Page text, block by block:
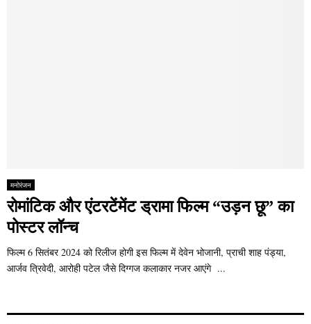
मनोरंजन
रोमांटिक और एंटरटेंमेंट ड्रामा फिल्म “उड़न छू” का
पोस्टर लॉन्च
फिल्म 6 सितंबर 2024 को रिलीज होगी इस फिल्म में देवेन भोजानी, प्राची शाह पंड्या,
आर्जव त्रिवेदी, आरोही पटेल जैसे दिग्गज कलाकार नजर आएंगे ...